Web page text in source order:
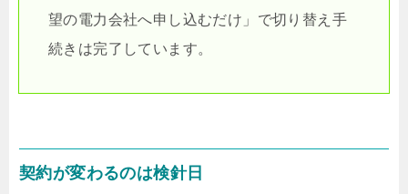
望の電力会社へ申し込むだけ」で切り替え手
続きは完了しています。
契約が変わるのは検針日